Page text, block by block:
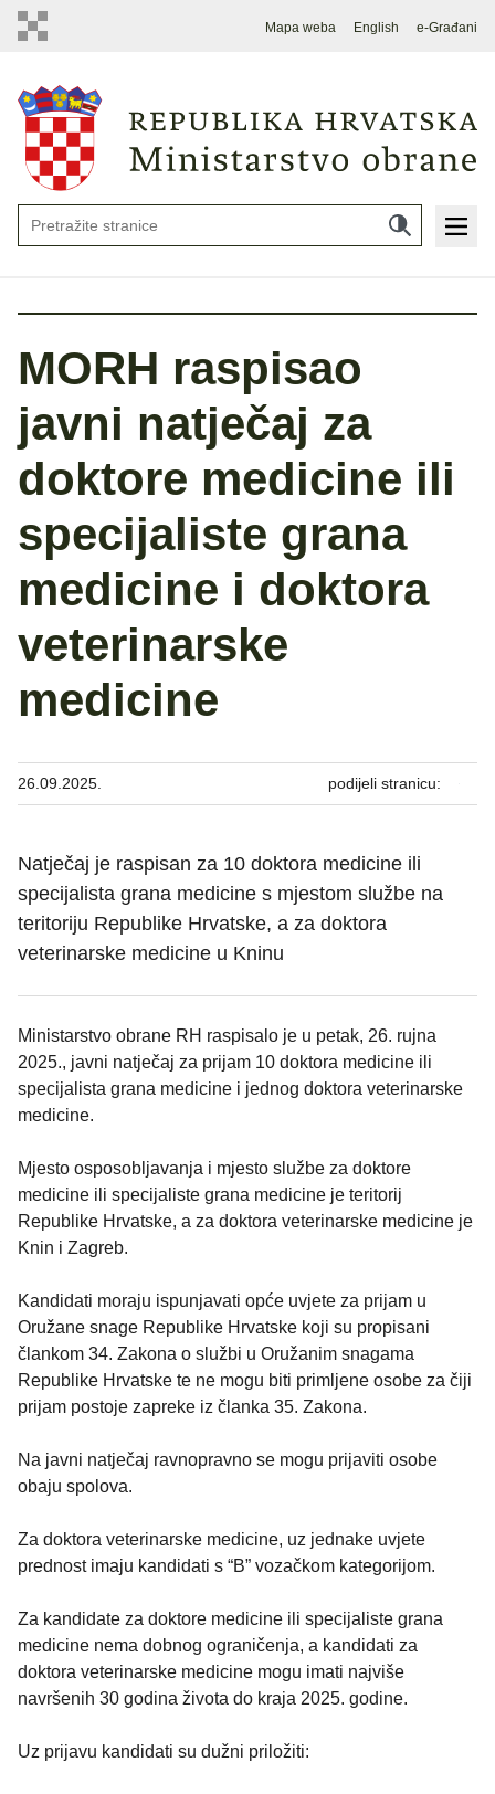
Mapa weba English e-Građani
MORH raspisao
javni natječaj za
doktore medicine ili
specijaliste grana
medicine i doktora
veterinarske
medicine
26.09.2025. podijeli stranicu:
Natječaj je raspisan za 10 doktora medicine ili
specijalista grana medicine s mjestom službe na
teritoriju Republike Hrvatske, a za doktora
veterinarske medicine u Kninu
Ministarstvo obrane RH raspisalo je u petak, 26. rujna
2025., javni natječaj za prijam 10 doktora medicine ili
specijalista grana medicine i jednog doktora veterinarske
medicine.
Mjesto osposobljavanja i mjesto službe za doktore
medicine ili specijaliste grana medicine je teritorij
Republike Hrvatske, a za doktora veterinarske medicine je
Knin i Zagreb.
Kandidati moraju ispunjavati opće uvjete za prijam u
Oružane snage Republike Hrvatske koji su propisani
člankom 34. Zakona o službi u Oružanim snagama
Republike Hrvatske te ne mogu biti primljene osobe za čiji
prijam postoje zapreke iz članka 35. Zakona.
Na javni natječaj ravnopravno se mogu prijaviti osobe
obaju spolova.
Za doktora veterinarske medicine, uz jednake uvjete
prednost imaju kandidati s “B” vozačkom kategorijom.
Za kandidate za doktore medicine ili specijaliste grana
medicine nema dobnog ograničenja, a kandidati za
doktora veterinarske medicine mogu imati najviše
navršenih 30 godina života do kraja 2025. godine.
Uz prijavu kandidati su dužni priložiti: